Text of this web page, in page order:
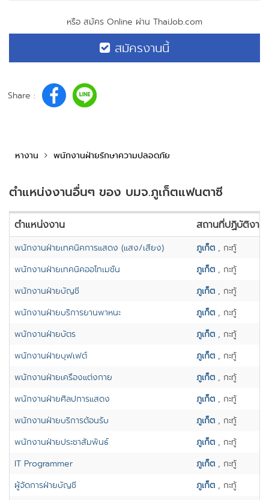
หรือ สมัคร Online ผ่าน ThaiJob.com
สมัครงานนี้
Share :
หางาน พนักงานฝ่ายรักษาความปลอดภัย
ตำแหน่งงานอื่นๆ ของ บมจ.ภูเก็ตแฟนตาซี
ตำแหน่งงาน สถานที่ปฏิบัติงาน
พนักงานฝ่ายเทคนิคการแสดง (แสง/เสียง) ภูเก็ต , กะทู้
พนักงานฝ่ายเทคนิคออโทเมชั่น
ภูเก็ต , กะทู้
พนักงานฝ่ายบัญชี
ภูเก็ต , กะทู้
พนักงานฝ่ายบริการยานพาหนะ
ภูเก็ต , กะทู้
พนักงานฝ่ายบัตร
ภูเก็ต , กะทู้
พนักงานฝ่ายบุฟเฟต์
ภูเก็ต , กะทู้
พนักงานฝ่ายเครื่องแต่งกาย
ภูเก็ต , กะทู้
พนักงานฝ่ายศิลปการแสดง
ภูเก็ต , กะทู้
พนักงานฝ่ายบริการต้อนรับ
ภูเก็ต , กะทู้
พนักงานฝ่ายประชาสัมพันธ์
ภูเก็ต , กะทู้
IT Programmer
ภูเก็ต , กะทู้
ผู้จัดการฝ่ายบัญชี
ภูเก็ต , กะทู้